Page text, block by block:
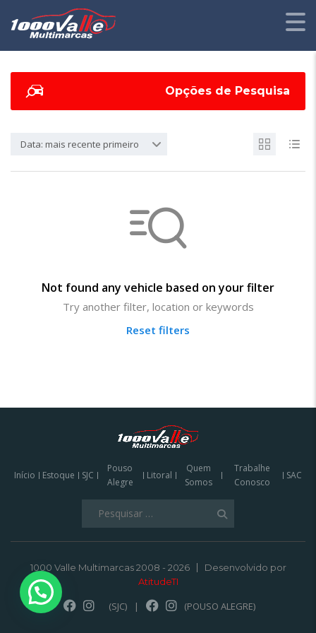
Opções de Pesquisa
Data: mais recente primeiro
Not found any vehicle based on your filter
Try another filter, location or keywords
Reset filters
Início Estoque SJC
Pouso
Alegre
Litoral
Quem
Somos
Trabalhe
Conosco
SAC
1000 Valle Multimarcas 2008 - 2026
Desenvolvido por
AtitudeTI
(SJC) | (POUSO ALEGRE)